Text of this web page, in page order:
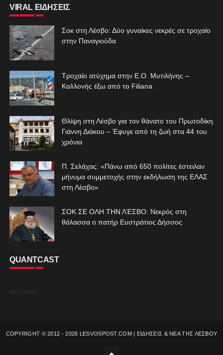
VIRAL ΕΙΔΗΣΕΙΣ
Σοκ στη Λέσβο: Δύο γυναίκες νεκρές σε τροχαίο
στην Παναγιούδα
Τροχαίο ατύχημα στην Ε.Ο. Μυτιλήνης –
Καλλονής έξω από το Filiana
Θλίψη στη Λέσβο για τον θάνατο του Πρωτοδίκη
Γιάννη Διάκου – Έφυγε από τη ζωή στα 44 του
χρόνια
Π. Σελάχας: «Πάνω από 650 πολίτες έστειλαν
μήνυμα συμμετοχής στην εκδήλωση της ΕΛΑΣ
στη Λέσβο»
ΣΟΚ ΣΕ ΟΛΗ ΤΗΝ ΛΈΣΒΟ: Νεκρός στη
θάλασσα ο πατήρ Ευστράτιος Δήσσος
QUANTCAST
COPYRIGHT © 2012 -2026 LESVOSPOST.COM | ΕΙΔΗΣΕΙΣ & ΝΕΑ ΤΗΣ ΛΕΣΒΟΥ